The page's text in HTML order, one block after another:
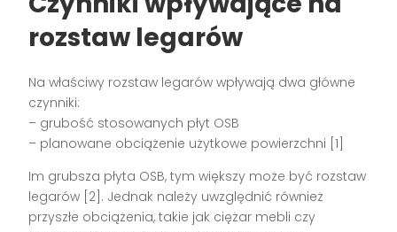
rozstaw legarów
Na właściwy rozstaw legarów wpływają dwa główne
czynniki:
– grubość stosowanych płyt OSB
– planowane obciążenie użytkowe powierzchni [1]
Im grubsza płyta OSB, tym większy może być rozstaw
legarów [2]. Jednak należy uwzględnić również
przyszłe obciążenia, takie jak ciężar mebli czy